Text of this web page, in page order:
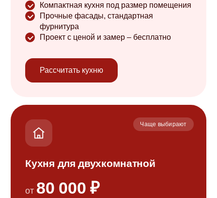
Компактная кухня под размер помещения
Прочные фасады, стандартная
фурнитура
Проект с ценой и замер – бесплатно
Рассчитать кухню
Чаще выбирают
Кухня для двухкомнатной
от 80 000 ₽